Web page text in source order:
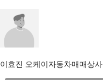
이효진 오케이자동차매매상사